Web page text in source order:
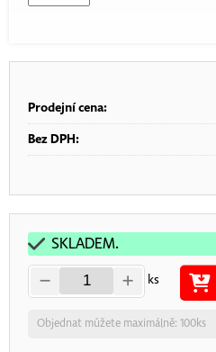
Prodejní cena:
Bez DPH:
SKLADEM.
ks
Objednat můžete maximálně: 100ks